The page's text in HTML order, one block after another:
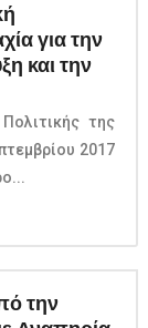
για την
και την
της
2017
την